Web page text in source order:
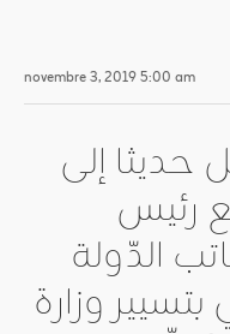
novembre 3, 2019 5:00 am
حديثا إلى
رئيس
الدّولة
وزارة